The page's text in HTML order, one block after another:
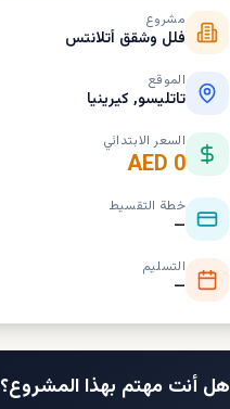
مشروع
فلل وشقق أتلانتس
الموقع
تاتليسو, كيرينيا
السعر الابتدائي
AED 0
خطة التقسيط
—
التسليم
—
هل أنت مهتم بهذا المشروع؟